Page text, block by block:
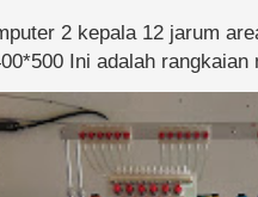
2 kepala 12 jarum
Ini adalah